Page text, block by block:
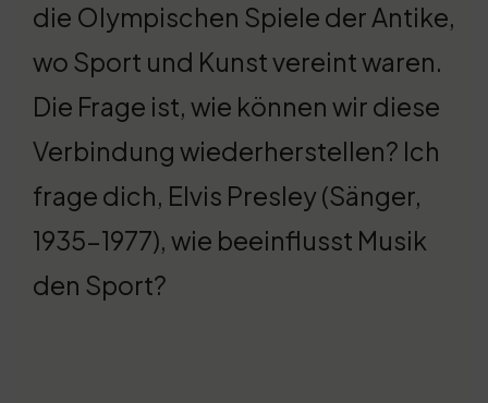
die Olympischen Spiele der Antike,
wo Sport und Kunst vereint waren.
Die Frage ist, wie können wir diese
Verbindung wiederherstellen? Ich
frage dich, Elvis Presley (Sänger,
1935-1977), wie beeinflusst Musik
den Sport?